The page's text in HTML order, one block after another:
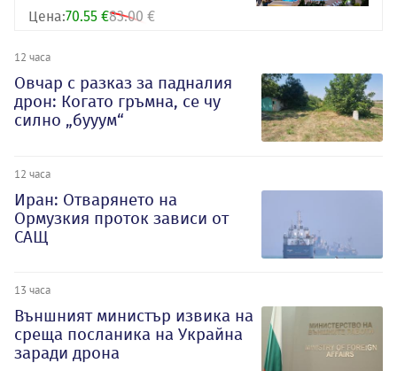
Цена:70.55 €83.00 €
12 часа
Овчар с разказ за падналия
дрон: Когато гръмна, се чу
силно „бууум“
12 часа
Иран: Отварянето на
Ормузкия проток зависи от
САЩ
13 часа
Външният министър извика на
среща посланика на Украйна
заради дрона